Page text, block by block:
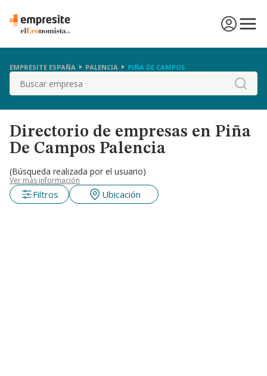
EMPRESITE ESPAÑA PALENCIA PIÑA DE CAMPOS
Buscar
Directorio de empresas en Piña
De Campos Palencia
(Búsqueda realizada por el usuario)
Ver más información
Filtros Ubicación